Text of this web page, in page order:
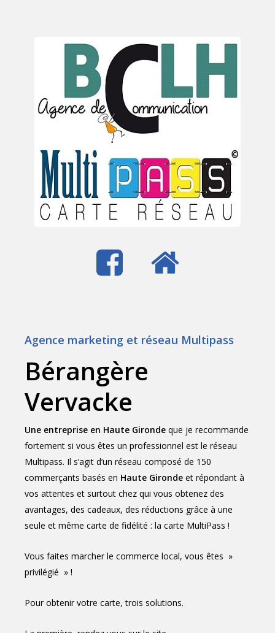
Agence marketing et réseau Multipass
Bérangère
Vervacke
Une entreprise en Haute Gironde que je recommande
fortement si vous êtes un professionnel est le réseau
Multipass. Il s’agit d’un réseau composé de 150
commerçants basés en Haute Girondeet répondant à
vos attentes et surtout chez qui vous obtenez des
avantages, des cadeaux, des réductions grâce à une
seule et même carte de fidélité : la carte MultiPass !
Vous faites marcher le commerce local, vous êtes »
privilégié » !
Pour obtenir votre carte, trois solutions.